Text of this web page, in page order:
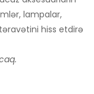
lampalar,
hiss etdirə